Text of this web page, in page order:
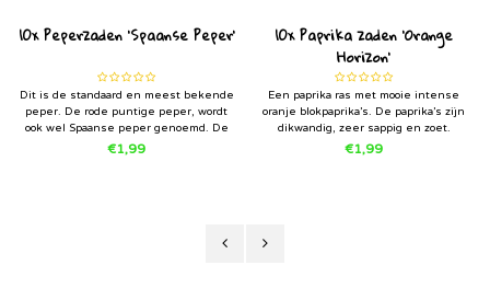
10x Peperzaden 'Spaanse Peper'
Dit is de standaard en meest bekende
peper. De rode puntige peper, wordt
ook wel Spaanse peper genoemd. De
planten geven een overvloed aan
€1,99
10x Paprika zaden 'Orange
Horizon'
Een paprika ras met mooie intense
oranje blokpaprika’s. De paprika’s zijn
dikwandig, zeer sappig en zoet.
Persoonlijk vind ik Orange Horizon de
€1,99